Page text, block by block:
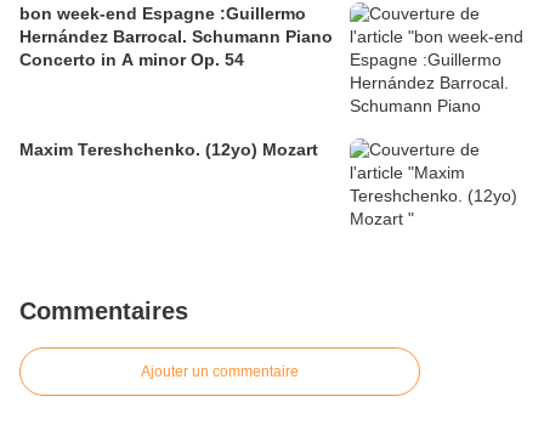
bon week-end Espagne :Guillermo
Hernández Barrocal. Schumann Piano
Concerto in A minor Op. 54
Maxim Tereshchenko. (12yo) Mozart
Commentaires
Ajouter un commentaire